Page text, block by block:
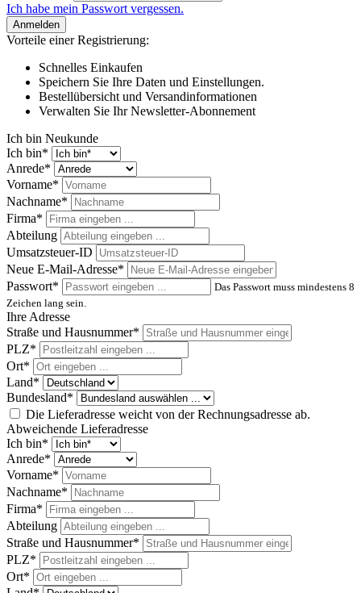
Ich habe mein Passwort vergessen.
Anmelden
Vorteile einer Registrierung:
Schnelles Einkaufen
Speichern Sie Ihre Daten und Einstellungen.
Bestellübersicht und Versandinformationen
Verwalten Sie Ihr Newsletter-Abonnement
Ich bin Neukunde
Ich bin*
Anrede*
Vorname*
Nachname*
Firma*
Abteilung
Umsatzsteuer-ID
Neue E-Mail-Adresse*
Passwort*
Das Passwort muss mindestens 8
Zeichen lang sein.
Ihre Adresse
Straße und Hausnummer*
PLZ*
Ort*
Land*
Bundesland*
Die Lieferadresse weicht von der Rechnungsadresse ab.
Abweichende Lieferadresse
Ich bin*
Anrede*
Vorname*
Nachname*
Firma*
Abteilung
Straße und Hausnummer*
PLZ*
Ort*